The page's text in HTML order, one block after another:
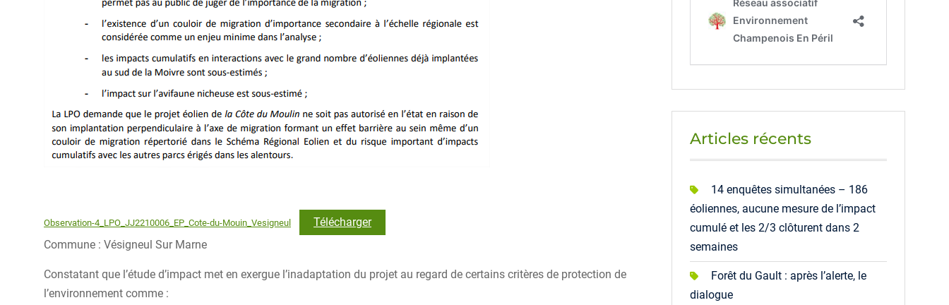
Observation-4_LPO_JJ2210006_EP_Cote-du-Mouin_Vesigneul
Télécharger
Commune : Vésigneul Sur Marne
Constatant que l’étude d’impact met en exergue l’inadaptation du projet au regard de certains critères de protection de
l’environnement comme :
Articles récents
14 enquêtes simultanées – 186
éoliennes, aucune mesure de l’impact
cumulé et les 2/3 clôturent dans 2
semaines
Forêt du Gault : après l’alerte, le
dialogue